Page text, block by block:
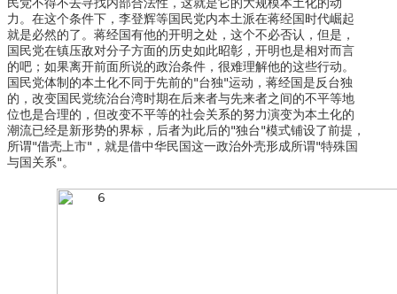
力。在这个条件下，李登辉等国民党内本土派在蒋经国时代崛起
就是必然的了。蒋经国有他的开明之处，这个不必否认，但是，
国民党在镇压敌对分子方面的历史如此昭彰，开明也是相对而言
的吧；如果离开前面所说的政治条件，很难理解他的这些行动。
国民党体制的本土化不同于先前的"台独"运动，蒋经国是反台独
的，改变国民党统治台湾时期在后来者与先来者之间的不平等地
位也是合理的，但改变不平等的社会关系的努力演变为本土化的
潮流已经是新形势的界标，后者为此后的"独台"模式铺设了前提，
所谓"借壳上市"，就是借中华民国这一政治外壳形成所谓"特殊国
与国关系"。